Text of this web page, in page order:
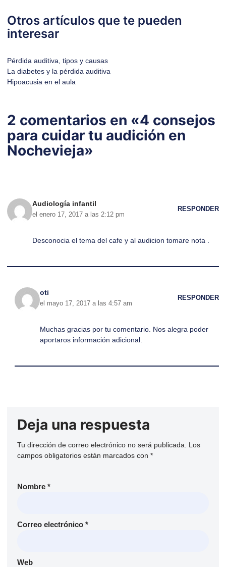
Otros artículos que te pueden
interesar
Pérdida auditiva, tipos y causas
La diabetes y la pérdida auditiva
Hipoacusia en el aula
2 comentarios en «4 consejos
para cuidar tu audición en
Nochevieja»
Audiología infantil
el enero 17, 2017 a las 2:12 pm
RESPONDER
Desconocia el tema del cafe y al audicion tomare nota .
oti
el mayo 17, 2017 a las 4:57 am
RESPONDER
Muchas gracias por tu comentario. Nos alegra poder
aportaros información adicional.
Deja una respuesta
Tu dirección de correo electrónico no será publicada.
Los
campos obligatorios están marcados con *
Nombre *
Correo electrónico *
Web